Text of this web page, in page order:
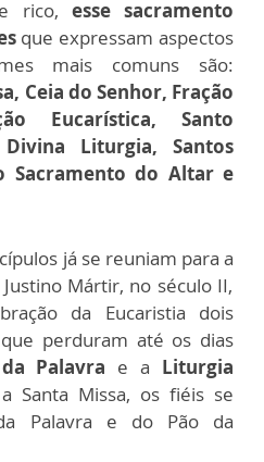
rico, esse sacramento
que expressam aspectos
mais comuns são:
Ceia do Senhor, Fração
Eucarística, Santo
Liturgia, Santos
Sacramento do Altar e
já se reuniam para a
Justino Mártir, no século II,
da Eucaristia dois
perduram até os dias
Palavra e a Liturgia
Santa Missa, os fiéis se
Palavra e do Pão da